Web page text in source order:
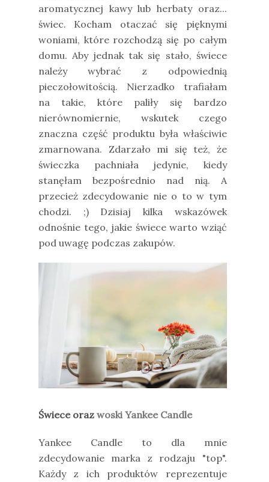
aromatycznej kawy lub herbaty oraz...
świec. Kocham otaczać się pięknymi
woniami, które rozchodzą się po całym
domu. Aby jednak tak się stało, świece
należy wybrać z odpowiednią
pieczołowitością. Nierzadko trafiałam
na takie, które paliły się bardzo
nierównomiernie, wskutek czego
znaczna część produktu była właściwie
zmarnowana. Zdarzało mi się też, że
świeczka pachniała jedynie, kiedy
stanęłam bezpośrednio nad nią. A
przecież zdecydowanie nie o to w tym
chodzi. ;) Dzisiaj kilka wskazówek
odnośnie tego, jakie świece warto wziąć
pod uwagę podczas zakupów.
Świece oraz woski Yankee Candle
Yankee Candle to dla mnie
zdecydowanie marka z rodzaju "top".
Każdy z ich produktów reprezentuje